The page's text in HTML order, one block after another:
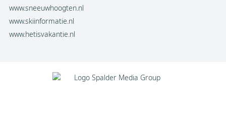
www.sneeuwhoogten.nl
www.skiinformatie.nl
www.hetisvakantie.nl